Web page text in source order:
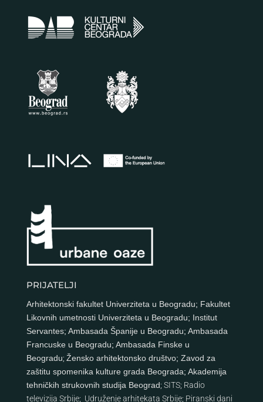
PRIJATELJI
Arhitektonski fakultet Univerziteta u Beogradu; Fakultet
Likovnih umetnosti Univerziteta u Beogradu; Institut
Servantes; Ambasada Španije u Beogradu; Ambasada
Francuske u Beogradu; Ambasada Finske u
Beogradu; Žensko arhitektonsko društvo; Zavod za
zaštitu spomenika kulture grada Beograda; Akademija
tehničkih strukovnih studija Beograd; SITS; Radio
televizija Srbije; Udruženje arhitekata Srbije; Piranski dani